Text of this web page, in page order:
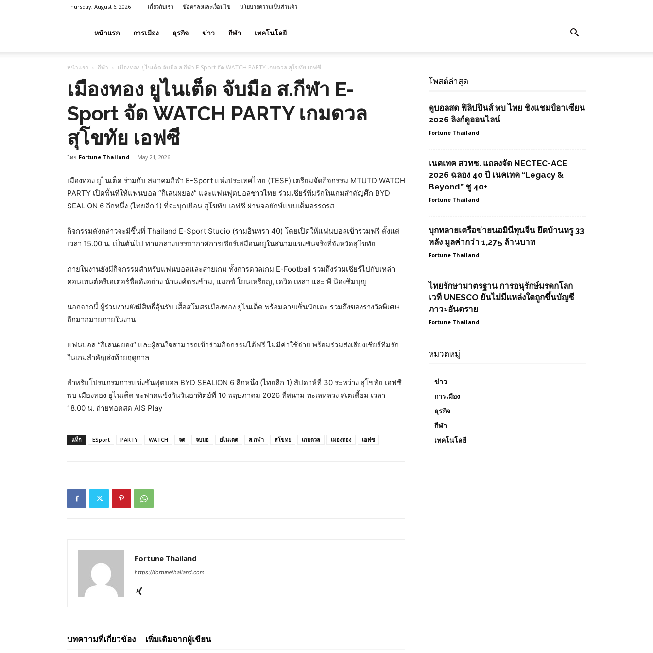
Thursday, August 6, 2026 เกี่ยวกับเรา ข้อตกลงและเงื่อนไข นโยบายความเป็นส่วนตัว
ลาภ
ประเทศไทย
หน้าแรก การเมือง ธุรกิจ ข่าว กีฬา เทคโนโลยี
หน้าแรก กีฬา เมืองทอง ยูไนเต็ด จับมือ ส.กีฬา E-Sport จัด WATCH PARTY เกมดวล สุโขทัย เอฟซี
เมืองทอง ยูไนเต็ด จับมือ ส.กีฬา E-
Sport จัด WATCH PARTY เกมดวล
สุโขทัย เอฟซี
โดย Fortune Thailand - May 21, 2026
เมืองทอง ยูไนเต็ด ร่วมกับ สมาคมกีฬา E-Sport แห่งประเทศไทย (TESF) เตรียมจัดกิจกรรม MTUTD WATCH
PARTY เปิดพื้นที่ให้แฟนบอล “กิเลนผยอง” และแฟนฟุตบอลชาวไทย ร่วมเชียร์ทีมรักในเกมสำคัญศึก BYD
SEALION 6 ลีกหนึ่ง (ไทยลีก 1) ที่จะบุกเยือน สุโขทัย เอฟซี ผ่านจอยักษ์แบบเต็มอรรถรส
กิจกรรมดังกล่าวจะมีขึ้นที่ Thailand E-Sport Studio (รามอินทรา 40) โดยเปิดให้แฟนบอลเข้าร่วมฟรี ตั้งแต่
เวลา 15.00 น. เป็นต้นไป ท่ามกลางบรรยากาศการเชียร์เสมือนอยู่ในสนามแข่งขันจริงที่จังหวัดสุโขทัย
ภายในงานยังมีกิจกรรมสำหรับแฟนบอลและสายเกม ทั้งการดวลเกม E-Football รวมถึงร่วมเชียร์ไปกับเหล่า
คอนเทนต์ครีเอเตอร์ชื่อดังอย่าง น้านงค์ตรงข้าม, แมกซ์ โยนเหรียญ, เดวิด เหลา และ พี นิฮงชิมบุญ
นอกจากนี้ ผู้ร่วมงานยังมีสิทธิ์ลุ้นรับ เสื้อสโมสรเมืองทอง ยูไนเต็ด พร้อมลายเซ็นนักเตะ รวมถึงของรางวัลพิเศษ
อีกมากมายภายในงาน
แฟนบอล “กิเลนผยอง” และผู้สนใจสามารถเข้าร่วมกิจกรรมได้ฟรี ไม่มีค่าใช้จ่าย พร้อมร่วมส่งเสียงเชียร์ทีมรัก
ในเกมสำคัญส่งท้ายฤดูกาล
สำหรับโปรแกรมการแข่งขันฟุตบอล BYD SEALION 6 ลีกหนึ่ง (ไทยลีก 1) สัปดาห์ที่ 30 ระหว่าง สุโขทัย เอฟซี
พบ เมืองทอง ยูไนเต็ด จะฟาดแข้งกันวันอาทิตย์ที่ 10 พฤษภาคม 2026 ที่สนาม ทะเลหลวง สเตเดี้ยม เวลา
18.00 น. ถ่ายทอดสด AIS Play
แท็ก ESport PARTY WATCH จด จบมอ ยไนเตด ส.กฬา สโขทย เกมดวล เมองทอง เอฟซ
Fortune Thailand
https://fortunethailand.com
บทความที่เกี่ยวข้อง เพิ่มเติมจากผู้เขียน
โพสต์ล่าสุด
ดูบอลสด ฟิลิปปินส์ พบ ไทย ชิงแชมป์อาเซียน
2026 ลิงก์ดูออนไลน์
Fortune Thailand
เนคเทค สวทช. แถลงจัด NECTEC-ACE
2026 ฉลอง 40 ปี เนคเทค “Legacy &
Beyond” ชู 40+...
Fortune Thailand
บุกทลายเครือข่ายนอมินีทุนจีน ยึดบ้านหรู 33
หลัง มูลค่ากว่า 1,275 ล้านบาท
Fortune Thailand
ไทยรักษามาตรฐาน การอนุรักษ์มรดกโลก
เวที UNESCO ยันไม่มีแหล่งใดถูกขึ้นบัญชี
ภาวะอันตราย
Fortune Thailand
หมวดหมู่
ข่าว
การเมือง
ธุรกิจ
กีฬา
เทคโนโลยี